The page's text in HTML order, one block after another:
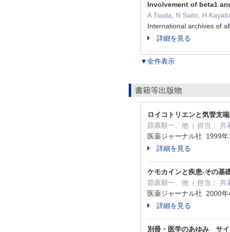
Involvement of beta1
A Tsuda, N Saito, H
International archives of
詳細を見る
▼全件表示
書籍等出版物
ロイコトリエンと気管支
茆原順一、他（ 担当： 共
医薬ジャーナル社 1999年
詳細を見る
ケモカインと疾患-その基
茆原順一、他（ 担当： 共
医薬ジャーナル社 2000年
詳細を見る
別冊・医学のあゆみ サイ